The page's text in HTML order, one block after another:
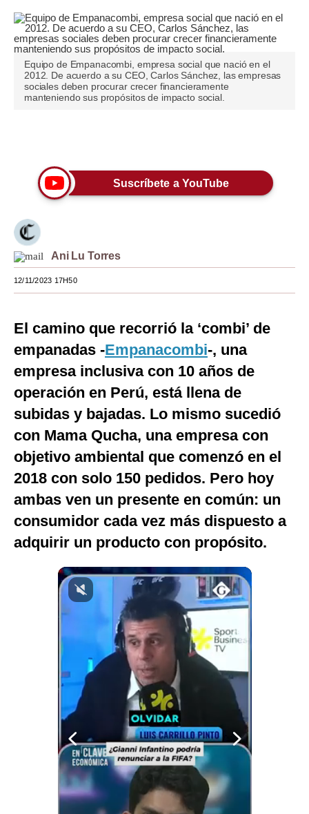
Editorial
Pregunta de hoy
Blogs
Viajes
Moda
Estilos
Mundo
EEUU
España
Internacional
Club del Suscriptor
Mix
G de Gestión
Notas Contratadas
Podcast
Gestión TV
Fotogalerías
Condiciones
Privacidad
Equipo de Empanacombi, empresa social que nació en el
2012. De acuerdo a su CEO, Carlos Sánchez, las empresas
sociales deben procurar crecer financieramente
manteniendo sus propósitos de impacto social.
Suscríbete a YouTube
Ani Lu Torres
12/11/2023 17H50
El camino que recorrió la ‘combi’ de
empanadas -Empanacombi-, una
empresa inclusiva con 10 años de
operación en Perú, está llena de
subidas y bajadas. Lo mismo sucedió
con Mama Qucha, una empresa con
objetivo ambiental que comenzó en el
2018 con solo 150 pedidos. Pero hoy
ambas ven un presente en común: un
consumidor cada vez más dispuesto a
adquirir un producto con propósito.